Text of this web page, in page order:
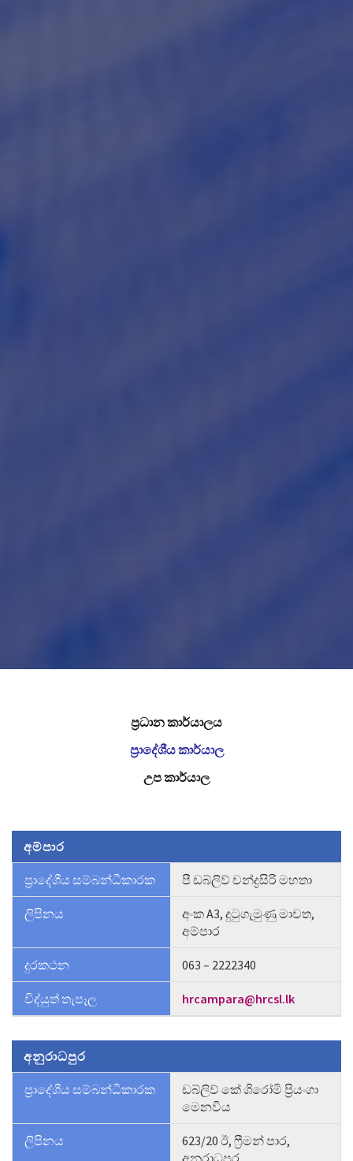
ප්‍රධාන කාර්යාලය
ප්‍රාදේශීය කාර්යාල
උප කාර්යාල
අම්පාර
ප්‍රාදේශීය සම්බන්ධීකාරක පී ඩබ්ලිව් චන්ද්‍රසිරි මහතා
ලිපිනය
අංක A3, දුටුගැමුණු මාවත,
අම්පාර
දුරකථන 063 – 2222340
විද්යුත් තැපෑල hrcampara@hrcsl.lk
අනුරාධපුර
ප්‍රාදේශීය සම්බන්ධීකාරක
ඩබ්ලිව් කේ ශිරෝමි ප්‍රියංගා
මෙනවිය
ලිපිනය
623/20 ඊ, ෆ්‍රීමන් පාර,
අනුරාධපුර